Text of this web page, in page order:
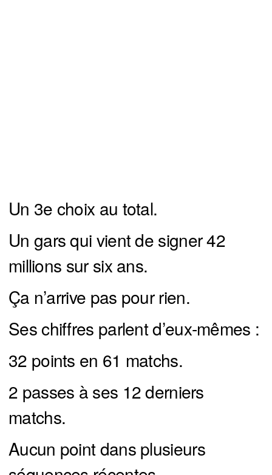
Un 3e choix au total.
Un gars qui vient de signer 42
millions sur six ans.
Ça n’arrive pas pour rien.
Ses chiffres parlent d’eux-mêmes :
32 points en 61 matchs.
2 passes à ses 12 derniers
matchs.
Aucun point dans plusieurs